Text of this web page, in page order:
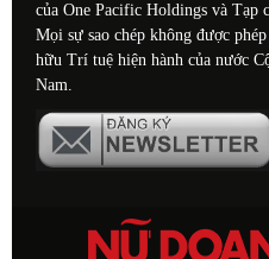
của One Pacific Holdings và Tạp
Mọi sự sao chép không được
hữu Trí tuệ hiện hành của nước
Nam.